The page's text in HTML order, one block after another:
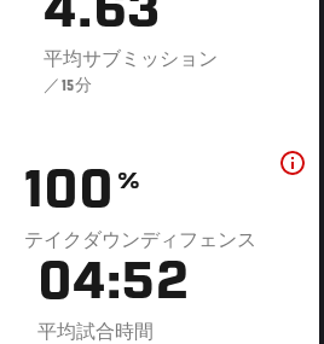
4.63
平均サブミッション
／15分
100 %
テイクダウンディフェンス
04:52
平均試合時間